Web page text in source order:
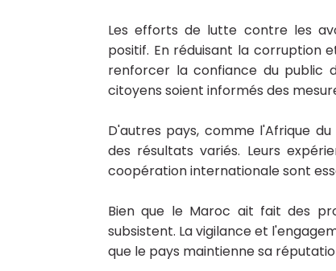
Les efforts de lutte contre les
positif. En réduisant la corruption
renforcer la confiance du public
citoyens soient informés des
D'autres pays, comme l'Afrique
des résultats variés. Leurs
coopération internationale sont
Bien que le Maroc ait fait des
subsistent. La vigilance et
que le pays maintienne sa